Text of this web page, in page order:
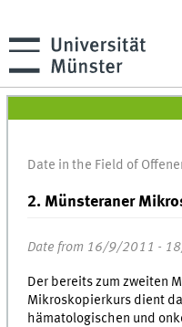
Date in the Field of
2. Münsteraner
Date from 16/9/2011 -
Der bereits zum zweiten
Mikroskopierkurs dient
hämatologischen und